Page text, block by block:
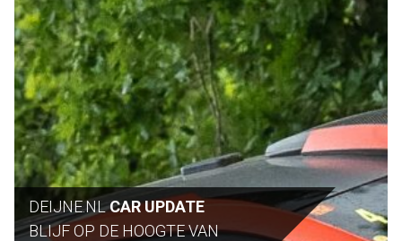
DEIJNE.NLCAR UPDATE
BLIJF OP DE HOOGTE VAN